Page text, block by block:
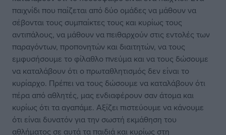
παιχνίδι που παίζεται από δύο ομάδες να μάθουν να
σέβονται τους συμπαίκτες τους και κυρίως τους
αντιπάλους, να μάθουν να πειθαρχούν στις εντολές των
παραγόντων, προπονητών και διαιτητών, να τους
εμφυσήσουμε το φίλαθλο πνεύμα και να τους δώσουμε
να καταλάβουν ότι ο πρωταθλητισμός δεν είναι το
κυρίαρχο. Πρέπει να τους δώσουμε να καταλάβουν ότι
πέρα από αθλητές, μας ενδιαφέρουν σαν άτομα και
κυρίως ότι τα αγαπάμε. Αξίζει πιστεύουμε να κάνουμε
ότι είναι δυνατόν για την σωστή εκμάθηση του
αθλήματος σε αυτά τα παιδιά και κυρίως στη